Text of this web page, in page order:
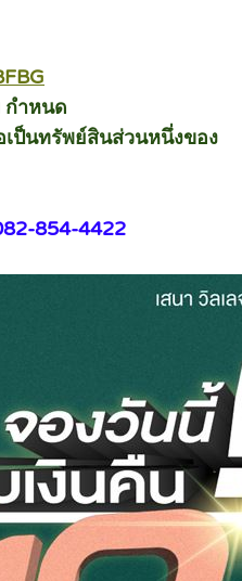
กำหนด
ป็นทรัพย์สินส่วนหนึ่งของ
854-4422